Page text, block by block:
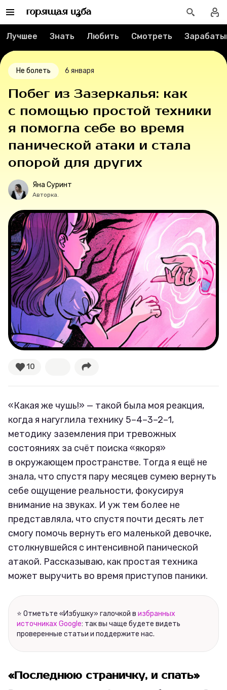
Лучшее
Тесты
Секспросвет
Тренды
Ваши истории
Соцсети
Лучшее Знать Любить Смотреть
Не болеть 6 января
Побег из Зазеркалья: как
с помощью простой техники
я помогла себе во время
панической атаки и стала
опорой для других
Яна Суринт
Авторка.
10
«Какая же чушь!» — такой была моя реакция,
когда я нагуглила технику 5–4–3–2–1,
методику заземления при тревожных
состояниях за счёт поиска «якоря»
в окружающем пространстве. Тогда я ещё не
знала, что спустя пару месяцев сумею вернуть
себе ощущение реальности, фокусируя
внимание на звуках. И уж тем более не
представляла, что спустя почти десять лет
смогу помочь вернуть его маленькой девочке,
столкнувшейся с интенсивной панической
атакой. Рассказываю, как простая техника
может выручить во время приступов паники.
⭐ Отметьте «Избушку» галочкой в избранных
источниках Google: так вы чаще будете видеть
проверенные статьи и поддержите нас.
«Последнюю страничку, и спать»